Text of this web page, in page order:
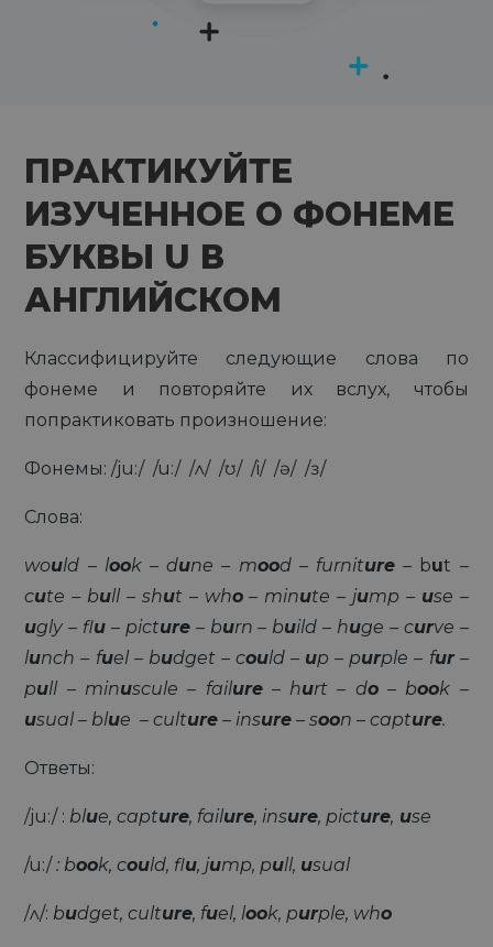
ПРАКТИКУЙТЕ
ИЗУЧЕННОЕ О ФОНЕМЕ
БУКВЫ U В
АНГЛИЙСКОМ
Классифицируйте следующие слова по
фонеме и повторяйте их вслух, чтобы
попрактиковать произношение:
Фонемы:/ju://u://ʌ//ʊ//i//ɘ//ɜ/
Слова:
would – look – dune – mood – furniture – but –
cute – bull – shut – who– minute – jump – use –
ugly – flu – picture– burn – build – huge – curve –
lunch – fuel – budget – could – up – purple – fur–
pull – minuscule – failure– hurt – do– book –
usual – blue – culture – insure – soon – capture.
Ответы:
/ju:/ : blue, capture, failure, insure, picture, use
/u:/: book, could, flu, jump, pull, usual
/ʌ/: budget, culture, fuel, look, purple, who